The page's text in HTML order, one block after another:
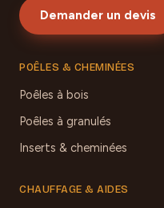
Demander un devis
POÊLES & CHEMINÉES
Poêles à bois
Poêles à granulés
Inserts & cheminées
CHAUFFAGE & AIDES